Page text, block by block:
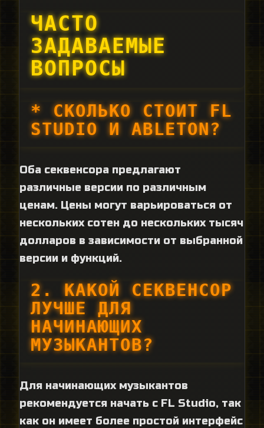
ЧАСТО
ЗАДАВАЕМЫЕ
ВОПРОСЫ
* СКОЛЬКО СТОИТ FL
STUDIO И ABLETON?
Оба секвенсора предлагают
различные версии по различным
ценам. Цены могут варьироваться от
нескольких сотен до нескольких тысяч
долларов в зависимости от выбранной
версии и функций.
2. КАКОЙ СЕКВЕНСОР
ЛУЧШЕ ДЛЯ
НАЧИНАЮЩИХ
МУЗЫКАНТОВ?
Для начинающих музыкантов
рекомендуется начать с FL Studio, так
как он имеет более простой интерфейс